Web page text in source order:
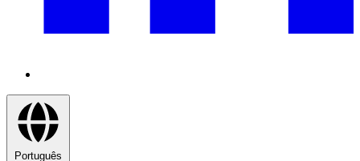
Português